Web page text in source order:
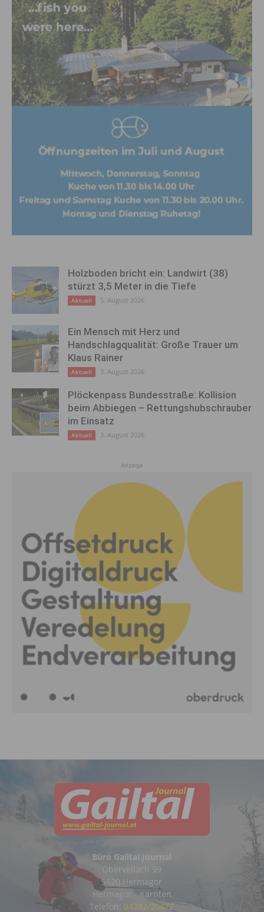
Holzboden bricht ein: Landwirt (38)
stürzt 3,5 Meter in die Tiefe
Aktuell 5. August 2026
Ein Mensch mit Herz und
Handschlagqualität: Große Trauer um
Klaus Rainer
Aktuell 3. August 2026
Plöckenpass Bundesstraße: Kollision
beim Abbiegen – Rettungshubschrauber
im Einsatz
Aktuell 3. August 2026
Anzeige
Büro Gailtal Journal
Obervellach 99
9620 Hermagor
Hermagor - Kärnten
Telefon: 04282/20472